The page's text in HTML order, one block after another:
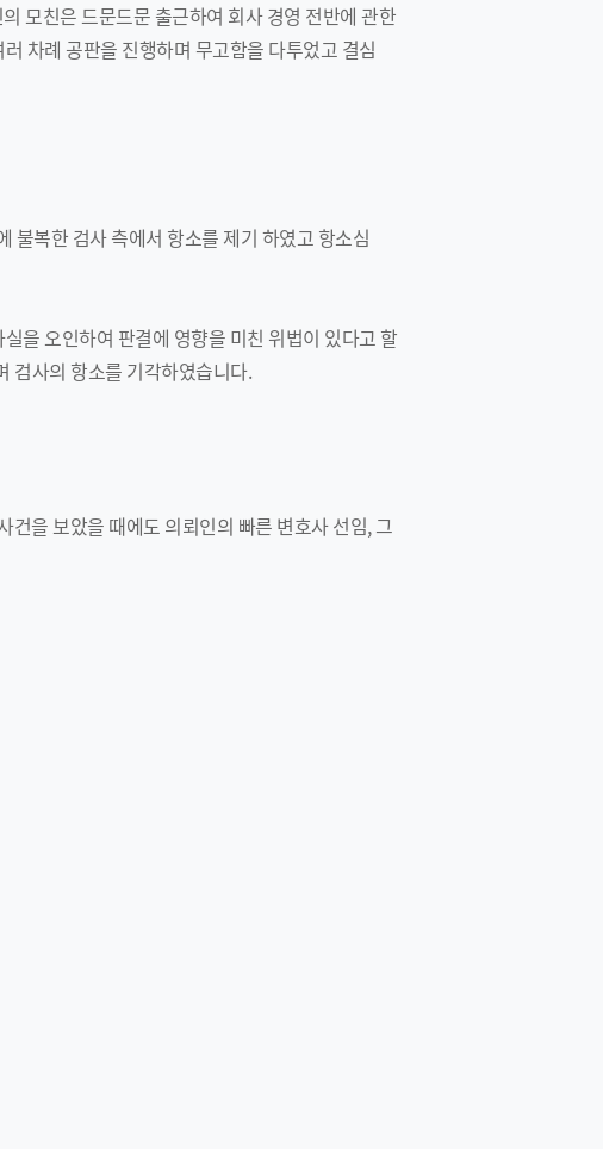
모친은 드문드문 출근하여 회사 경영 전반에 관한
차례 공판을 진행하며 무고함을 다투었고 결심
불복한 검사 측에서 항소를 제기 하였고 항소심
을 오인하여 판결에 영향을 미친 위법이 있다고 할
검사의 항소를 기각하였습니다.
을 보았을 때에도 의뢰인의 빠른 변호사 선임, 그